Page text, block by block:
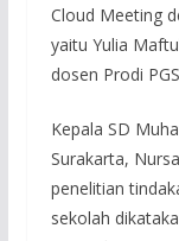
Cloud Meeting
yaitu Yulia
dosen Prodi
Kepala SD
Surakarta,
penelitian
sekolah